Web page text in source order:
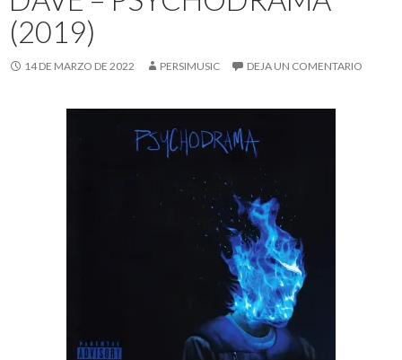
(2019)
14 DE MARZO DE 2022 PERSIMUSIC DEJA UN COMENTARIO